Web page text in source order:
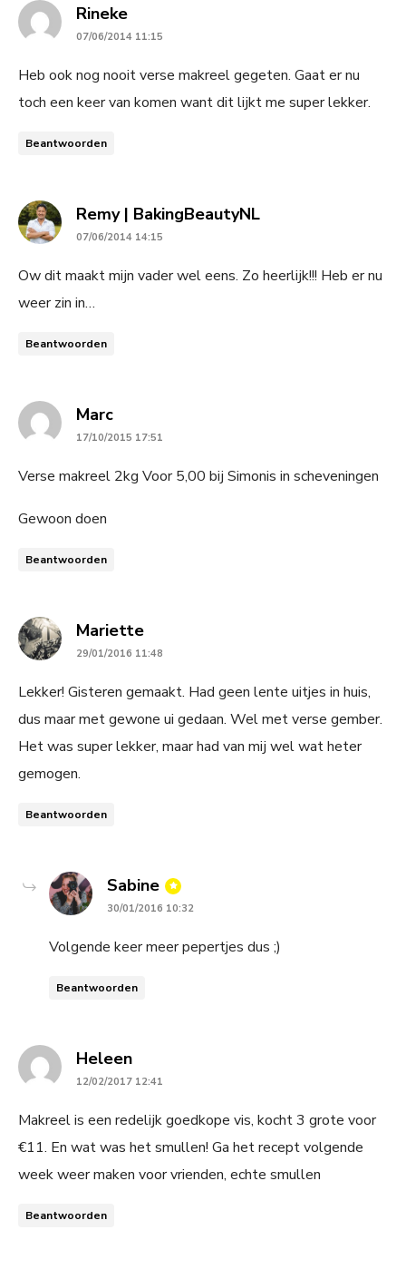
Rinekesays:
07/06/2014 11:15
Heb ook nog nooit verse makreel gegeten. Gaat er nu
toch een keer van komen want dit lijkt me super lekker.
Beantwoorden
Remy | BakingBeautyNLsays:
07/06/2014 14:15
Ow dit maakt mijn vader wel eens. Zo heerlijk!!! Heb er nu
weer zin in…
Beantwoorden
Marcsays:
17/10/2015 17:51
Verse makreel 2kg Voor 5,00 bij Simonis in scheveningen
Gewoon doen
Beantwoorden
Mariettesays:
29/01/2016 11:48
Lekker! Gisteren gemaakt. Had geen lente uitjes in huis,
dus maar met gewone ui gedaan. Wel met verse gember.
Het was super lekker, maar had van mij wel wat heter
gemogen.
Beantwoorden
Sabine says:
30/01/2016 10:32
Volgende keer meer pepertjes dus ;)
Beantwoorden
Heleensays:
12/02/2017 12:41
Makreel is een redelijk goedkope vis, kocht 3 grote voor
€11. En wat was het smullen! Ga het recept volgende
week weer maken voor vrienden, echte smullen
Beantwoorden